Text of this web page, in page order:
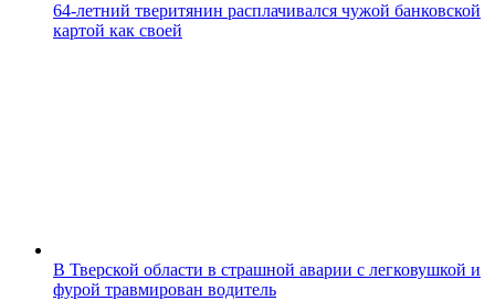
64-летний тверитянин расплачивался чужой банковской
картой как своей
В Тверской области в страшной аварии с легковушкой и
фурой травмирован водитель